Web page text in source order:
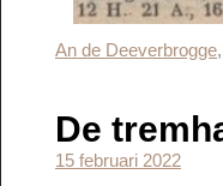
An de Deeverbrogge,
De
15 februari 2022